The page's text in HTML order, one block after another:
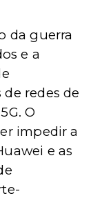
da guerra
e a
redes de
O
impedir a
e as